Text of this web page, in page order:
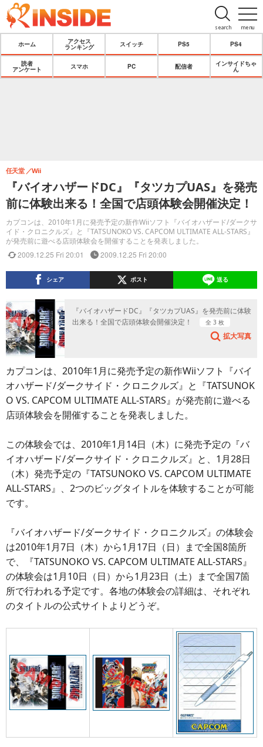
menu
search
ホーム
アクセス
ランキング
スイッチ PS5 PS4
読者
アンケート
スマホ PC 配信者
インサイドちゃ
ん
『バイオハザードDC』『タツカプUAS』を発売
前に体験出来る！全国で店頭体験会開催決定！
カプコンは、2010年1月に発売予定の新作Wiiソフト『バイオハザード/ダークサ
イド・クロニクルズ』と『TATSUNOKO VS. CAPCOM ULTIMATE ALL-STARS』
が発売前に遊べる店頭体験会を開催することを発表しました。
任天堂 Wii
2009.12.25 Fri 20:01 2009.12.25 Fri 20:00
シェア ポスト 送る
『バイオハザードDC』『タツカプUAS』を発売前に体験
出来る！全国で店頭体験会開催決定！
全 3 枚
拡大写真
カプコンは、2010年1月に発売予定の新作Wiiソフト『バイ
オハザード/ダークサイド・クロニクルズ』と『TATSUNOK
O VS. CAPCOM ULTIMATE ALL-STARS』が発売前に遊べる
店頭体験会を開催することを発表しました。
この体験会では、2010年1月14日（木）に発売予定の『バ
イオハザード/ダークサイド・クロニクルズ』と、1月28日
（木）発売予定の『TATSUNOKO VS. CAPCOM ULTIMATE
ALL-STARS』、2つのビッグタイトルを体験することが可能
です。
『バイオハザード/ダークサイド・クロニクルズ』の体験会
は2010年1月7日（木）から1月17日（日）まで全国8箇所
で、『TATSUNOKO VS. CAPCOM ULTIMATE ALL-STARS』
の体験会は1月10日（日）から1月23日（土）まで全国7箇
所で行われる予定です。各地の体験会の詳細は、それぞれ
のタイトルの公式サイトよりどうぞ。